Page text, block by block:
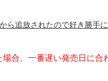
ら追放されたので好き勝手
合、一番遅い発売日に合